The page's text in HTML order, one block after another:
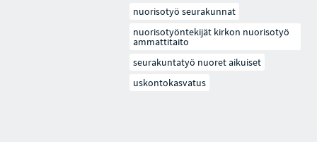
nuorisotyö seurakunnat
nuorisotyöntekijät kirkon nuorisotyö
ammattitaito
seurakuntatyö nuoret aikuiset
uskontokasvatus